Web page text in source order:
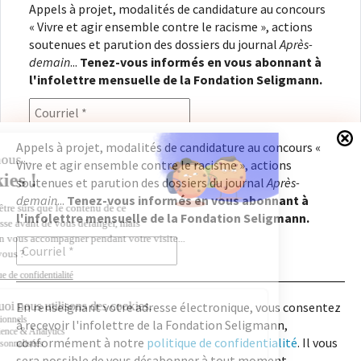
Appels à projet, modalités de candidature au concours
« Vivre et agir ensemble contre le racisme », actions
soutenues et parution des dossiers du journalAprès-
demain... Tenez-vous informés en vous abonnant à
l'infolettre mensuelle de la Fondation Seligmann.
En renseignant votre adresse électronique, vous
consentez à recevoir l'infolettre de la Fondation
Seligmann, conformément à notrepolitique de
confidentialité. Il vous sera possible de vous
désabonner à tout moment.
Copyright © 2026Fondation Seligmann|Mentions légales|Crédits
Fondation Seligmann
Journal Après-demain
Appels à projet, modalités de candidature au concours «
Vivre et agir ensemble contre le racisme », actions
soutenues et parution des dossiers du journalAprès-
demain... Tenez-vous informés en vous abonnant à
l'infolettre mensuelle de la Fondation Seligmann.
En renseignant votre adresse électronique, vous consentez
à recevoir l'infolettre de la Fondation Seligmann,
conformément à notre politique de confidentialité. Il vous